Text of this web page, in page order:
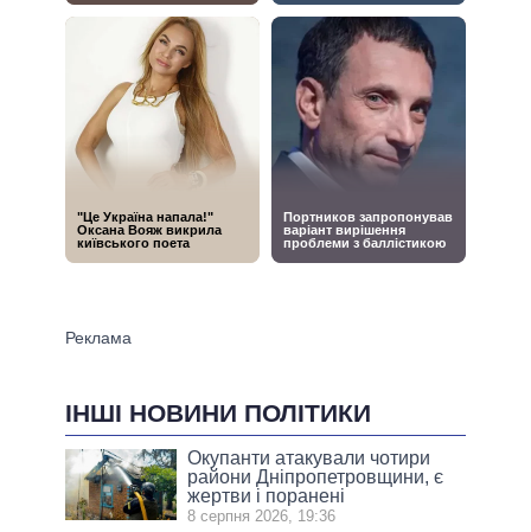
ІНШІ НОВИНИ ПОЛІТИКИ
Окупанти атакували чотири
райони Дніпропетровщини, є
жертви і поранені
8 серпня 2026, 19:36